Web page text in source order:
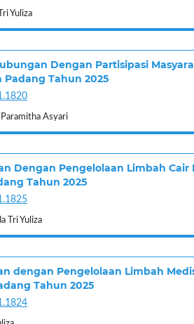
Yuliza
Dengan Partisipasi
Tahun 2025
Asyari
Dengan Pengelolaan Limbah Cair
Tahun 2025
Tri Yuliza
dengan Pengelolaan Limbah
Tahun 2025